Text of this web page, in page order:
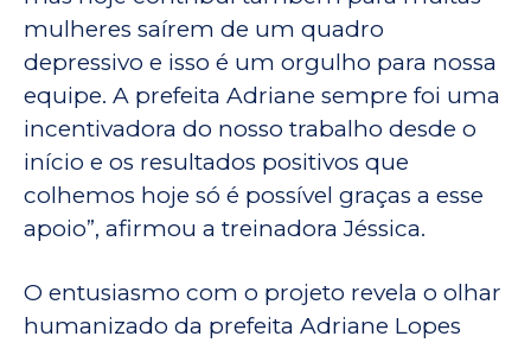
mulheres saírem de um quadro
depressivo e isso é um orgulho para nossa
equipe. A prefeita Adriane sempre foi uma
incentivadora do nosso trabalho desde o
início e os resultados positivos que
colhemos hoje só é possível graças a esse
apoio”, afirmou a treinadora Jéssica.
O entusiasmo com o projeto revela o olhar
humanizado da prefeita Adriane Lopes